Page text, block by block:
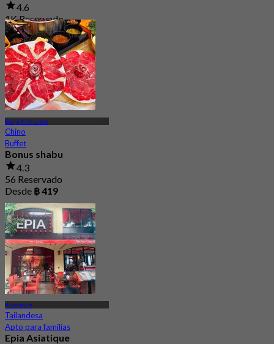
4.6
1K Reservado
Desde฿ 1,425
Bang Kho Laem
Chino
Buffet
Bonus shabu
4.3
56 Reservado
Desde ฿ 419
Asiatique
Tailandesa
Apto para familias
Epia Asiatique